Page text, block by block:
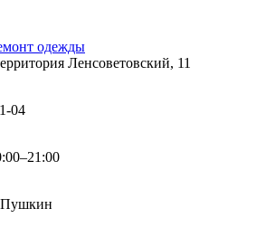
одежды
Ленсоветовский, 11
04
Пушкин